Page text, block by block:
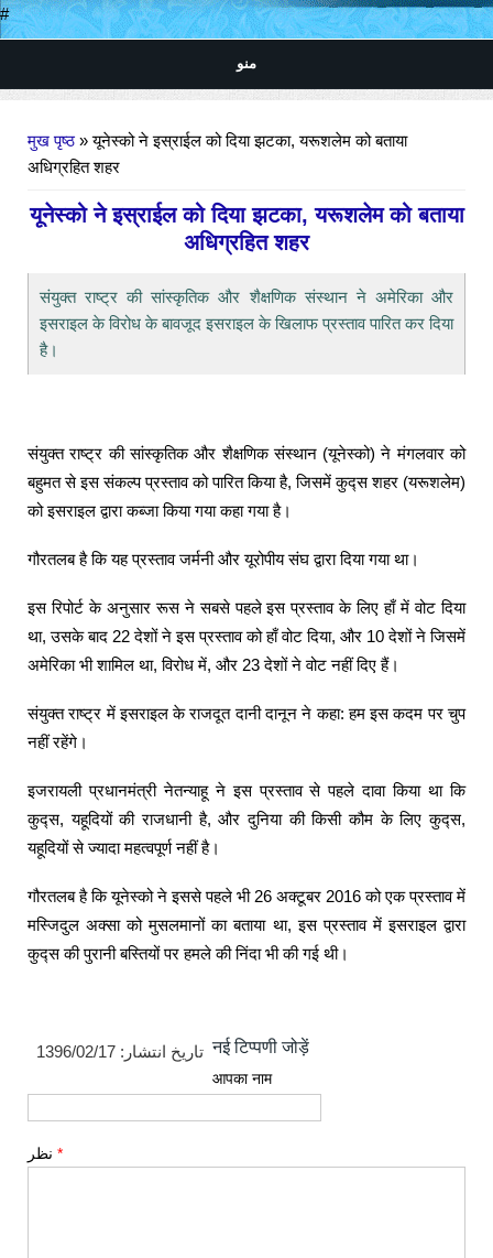
#
منو
मुख पृष्ठ» यूनेस्को ने इस्राईल को दिया झटका, यरूशलेम को बताया
अधिग्रहित शहर
यूनेस्को ने इस्राईल को दिया झटका, यरूशलेम को बताया
अधिग्रहित शहर
संयुक्त राष्ट्र की सांस्कृतिक और शैक्षणिक संस्थान ने अमेरिका और
इसराइल के विरोध के बावजूद इसराइल के खिलाफ प्रस्ताव पारित कर दिया
है।
संयुक्त राष्ट्र की सांस्कृतिक और शैक्षणिक संस्थान (यूनेस्को) ने मंगलवार को
बहुमत से इस संकल्प प्रस्ताव को पारित किया है, जिसमें कुद्स शहर (यरूशलेम)
को इसराइल द्वारा कब्जा किया गया कहा गया है।
गौरतलब है कि यह प्रस्ताव जर्मनी और यूरोपीय संघ द्वारा दिया गया था।
इस रिपोर्ट के अनुसार रूस ने सबसे पहले इस प्रस्ताव के लिए हाँ में वोट दिया
था, उसके बाद 22 देशों ने इस प्रस्ताव को हाँ वोट दिया, और 10 देशों ने जिसमें
अमेरिका भी शामिल था, विरोध में, और 23 देशों ने वोट नहीं दिए हैं।
संयुक्त राष्ट्र में इसराइल के राजदूत दानी दानून ने कहा: हम इस कदम पर चुप
नहीं रहेंगे।
इजरायली प्रधानमंत्री नेतन्याहू ने इस प्रस्ताव से पहले दावा किया था कि
कुद्स, यहूदियों की राजधानी है, और दुनिया की किसी कौम के लिए कुद्स,
यहूदियों से ज्यादा महत्वपूर्ण नहीं है।
गौरतलब है कि यूनेस्को ने इससे पहले भी 26 अक्टूबर 2016 को एक प्रस्ताव में
मस्जिदुल अक्सा को मुसलमानों का बताया था, इस प्रस्ताव में इसराइल द्वारा
कुद्स की पुरानी बस्तियों पर हमले की निंदा भी की गई थी।
تاریخ انتشار: 1396/02/17 नई टिप्पणी जोड़ें
आपका नाम
*